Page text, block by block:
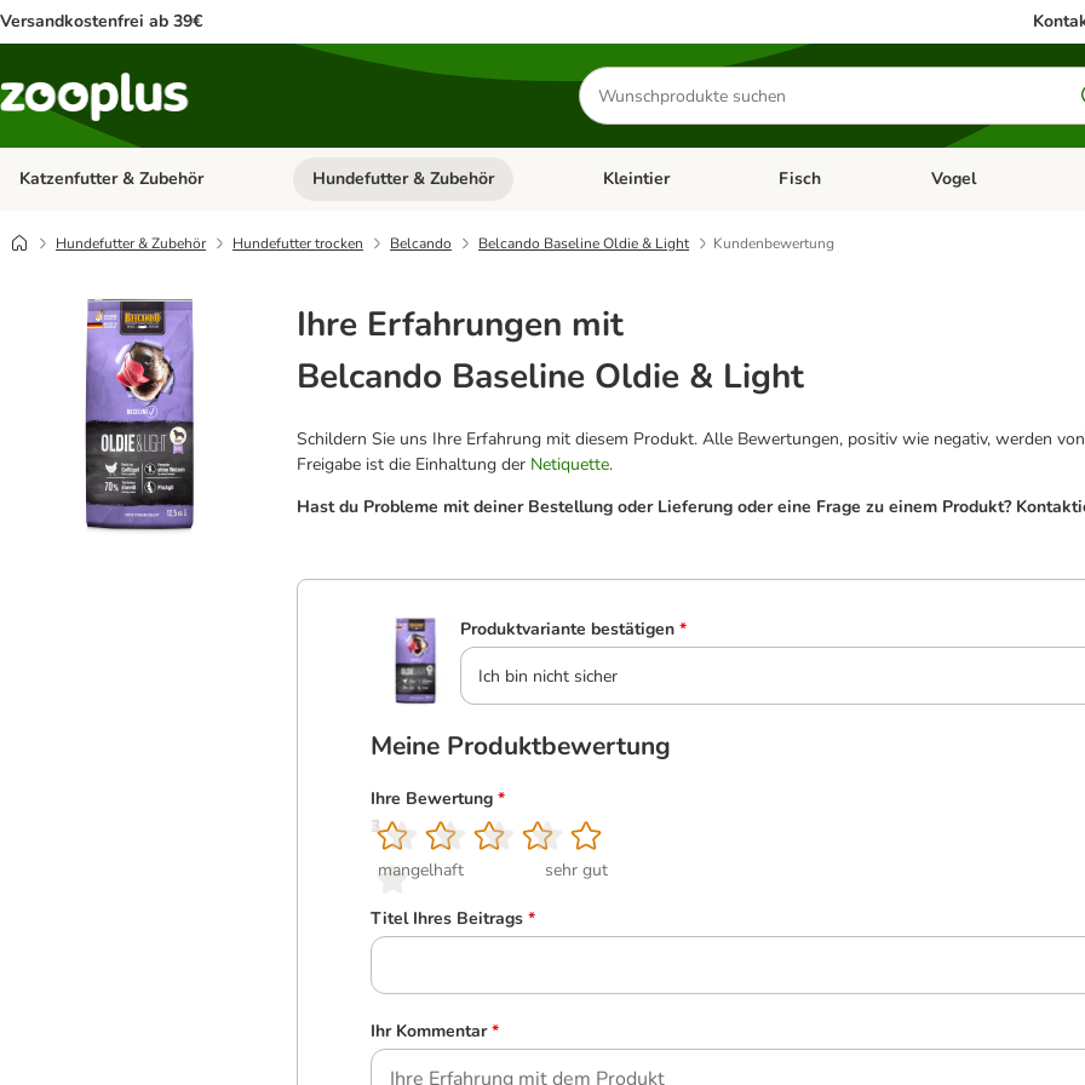
Versandkostenfrei ab 39€
Produkte
suchen
Katzenfutter & Zubehör Kategorie-Menü öffnen: Katzenfutter & Zubehör
Hundefutter & Zubehör Kategorie-Menü öffnen: Hundefutter & Zubehör
Kleintier Kategorie-Menü öffnen: Kleintier
Fisch Kategorie-Menü
Vogel
Hundefutter & Zubehör Hundefutter trocken Belcando Belcando Baseline Oldie & Light Kundenbewertung
Ihre Erfahrungen mit
Belcando Baseline Oldie & Light
Schildern Sie uns Ihre Erfahrung mit diesem Produkt. Alle Bewertungen, positiv wie negativ, werden
Freigabe ist die Einhaltung der Netiquette.
Hast du Probleme mit deiner Bestellung oder Lieferung oder eine Frage zu einem Produkt?
Produktvariante bestätigen *
Ich bin nicht sicher
Meine Produktbewertung
Ihre Bewertung *
1
mangelhaft
2
3
4
5
sehr gut
Titel Ihres Beitrags *
Ihr Kommentar *